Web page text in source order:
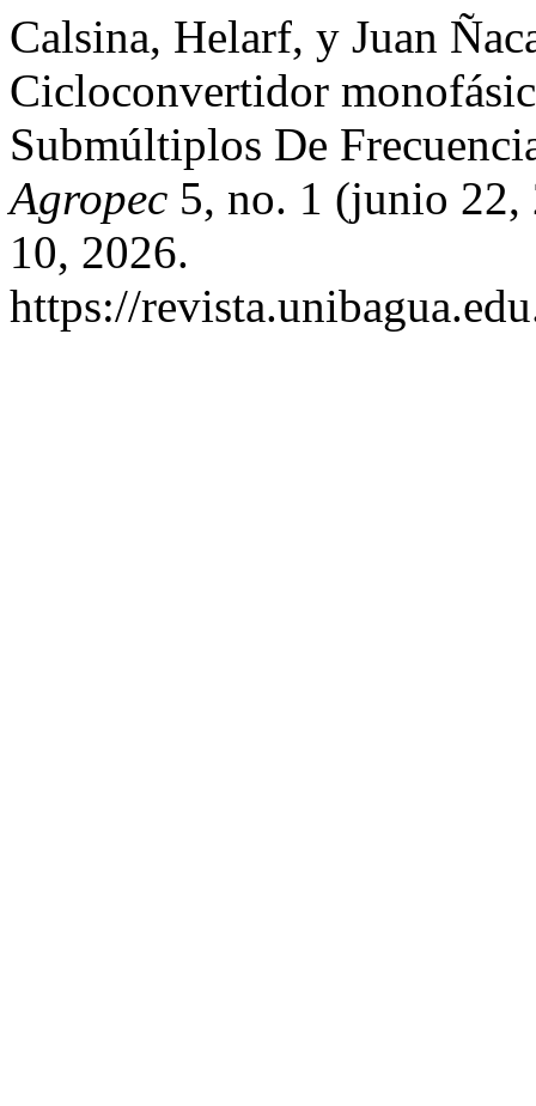
Calsina, Helarf, y Juan
Cicloconvertidor
Submúltiplos De
Agropec 5, no. 1 (junio 22,
10, 2026.
https://